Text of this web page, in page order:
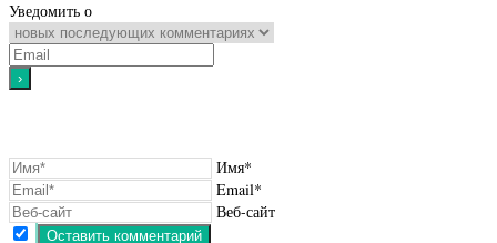
Уведомить о
Имя*
Email*
Веб-сайт